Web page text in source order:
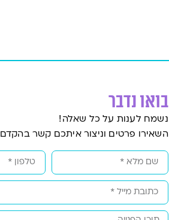
בואו נדבר
נשמח לענות על כל שאלה!
השאירו פרטים וניצור איתכם קשר בהקדם